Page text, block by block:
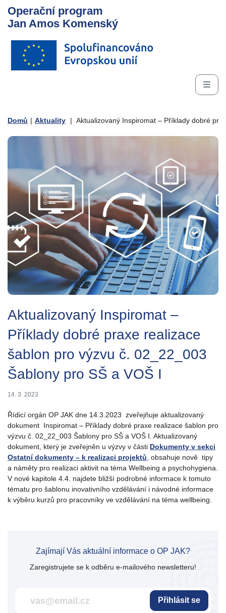
Operační program
Jan Amos Komenský
Domů | Aktuality | Aktualizovaný Inspiromat – Příklady dobré
Aktualizovaný Inspiromat –
Příklady dobré praxe realizace
šablon pro výzvu č. 02_22_003
Šablony pro SŠ a VOŠ I
14. 3. 2023
Řídicí orgán OP JAK dne 14.3.2023 zveřejňuje aktualizovaný
dokument Inspiromat – Příklady dobré praxe realizace šablon pro
výzvu č. 02_22_003 Šablony pro SŠ a VOŠ I. Aktualizovaný
dokument, který je zveřejněn u výzvy v části Dokumenty v sekci
Ostatní dokumenty – k realizaci projektů , obsahuje nově tipy
a náměty pro realizaci aktivit na téma Wellbeing a psychohygiena.
V nové kapitole 4.4. najdete bližší podrobné informace k tomuto
tématu pro šablonu inovativního vzdělávání i návodné informace
k výběru kurzů pro pracovníky ve vzdělávání na téma wellbeing.
Zajímají Vás aktuální informace o OP JAK?
Zaregistrujete se k odběru e-mailového newsletteru!
Přihlásit se